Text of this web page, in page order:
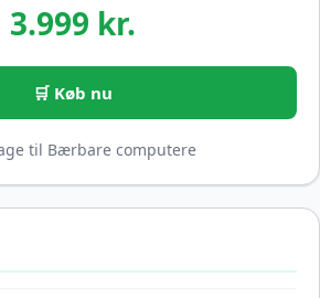
3.999 kr.
🛒 Køb nu
til Bærbare computere